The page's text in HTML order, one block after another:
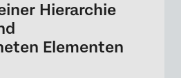
Hierarchie
Elementen